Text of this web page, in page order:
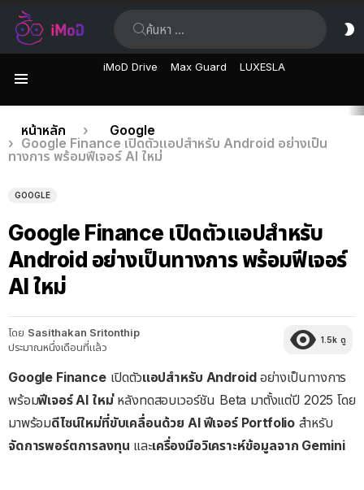
iMoD Drive Max Guard LUXESLA
เรื่อง
ล่าสุด
คุณอยู่ที่นี่:
หน้าหลัก
Google
Google Finance เปิดตัวแอปสำหรับ Android อย่างเป็น
ทางการ พร้อมฟีเจอร์ AI ใหม่
GOOGLE
Google Finance เปิดตัวแอปสำหรับ
Android อย่างเป็นทางการ พร้อมฟีเจอร์
AI ใหม่
โดย Sasithakan Sritonthip
ประมาณหนึ่งเดือนที่แล้ว
1.5k ดู
Google Financeเปิดตัวแอปสำหรับ Androidอย่างเป็นทางการ
พร้อมฟีเจอร์ AI ใหม่หลังทดสอบเวอร์ชัน Beta มาตั้งแต่ปี 2025 โดย
มาพร้อมดีไซน์ใหม่ที่ขับเคลื่อนด้วย AI ฟีเจอร์ Portfolio สำหรับ
จัดการพอร์ตการลงทุน และเครื่องมือวิเคราะห์ข้อมูลจาก Gemini